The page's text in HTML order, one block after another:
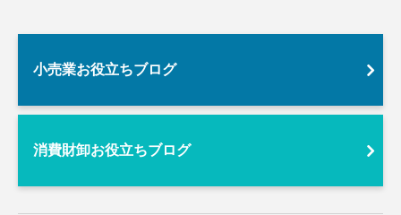
小売業お役立ちブログ
消費財卸お役立ちブログ